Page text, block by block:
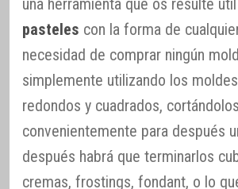
una herramienta que os resulte
pasteles con la forma de
necesidad de comprar ningún
simplemente utilizando los
redondos y cuadrados, cortándolos
convenientemente para después
después habrá que terminarlos
cremas, frostings, fondant, o lo